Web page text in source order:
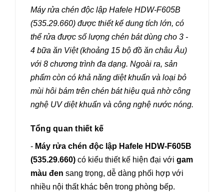
Máy rửa chén độc lập Hafele HDW-F605B
(535.29.660) được thiết kế dung tích lớn, có
thể rửa được số lượng chén bát dùng cho 3 -
4 bữa ăn Việt (khoảng 15 bộ đồ ăn châu Âu)
với 8 chương trình đa dạng. Ngoài ra, sản
phẩm còn có khả năng diệt khuẩn và loại bỏ
mùi hôi bám trên chén bát hiệu quả nhờ công
nghệ UV diệt khuẩn và công nghệ nước nóng.
Tổng quan thiết kế
- Máy rửa chén độc lập Hafele HDW-F605B
(535.29.660) có kiểu thiết kế hiện đại với gam
màu đen sang trọng, dễ dàng phối hợp với
nhiều nội thất khác bên trong phòng bếp.